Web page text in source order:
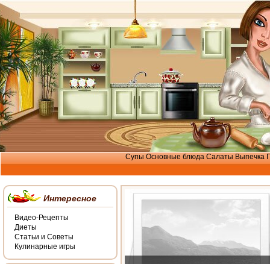
Супы Основные блюда Салаты Выпечка
Интересное
Видео-Рецепты
Диеты
Статьи и Советы
Кулинарные игры